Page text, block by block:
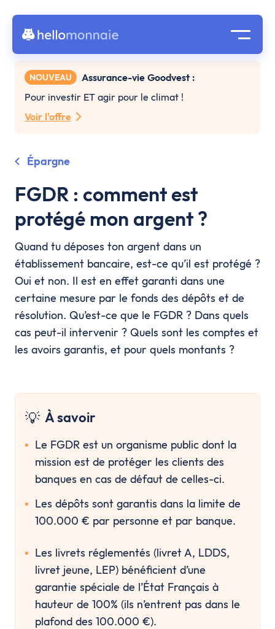
NOUVEAU
Assurance-vie Goodvest :
Pour investir ET agir pour le climat !
Voir l'offre
Épargne
FGDR : comment est
protégé mon argent ?
Quand tu déposes ton argent dans un
établissement bancaire, est-ce qu’il est protégé ?
Oui et non. Il est en effet garanti dans une
certaine mesure par le fonds des dépôts et de
résolution. Qu’est-ce que le FGDR ? Dans quels
cas peut-il intervenir ? Quels sont les comptes et
les avoirs garantis, et pour quels montants ?
💡 À savoir
Le FGDR est un organisme public dont la
mission est de protéger les clients des
banques en cas de défaut de celles-ci.
Les dépôts sont garantis dans la limite de
100.000 € par personne et par banque.
Les livrets réglementés (livret A, LDDS,
livret jeune, LEP) bénéficient d’une
garantie spéciale de l’État Français à
hauteur de 100% (ils n’entrent pas dans le
plafond des 100.000 €).